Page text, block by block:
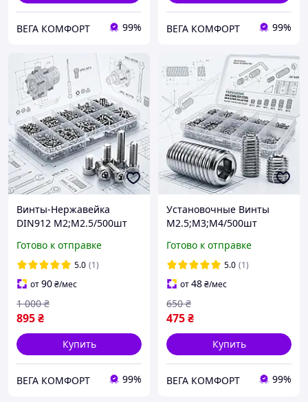
ВЕГА КОМФОРТ 99% ВЕГА КОМФОРТ 99%
Винты-Нержавейка
DIN912 М2;М2.5/500шт
Шестигранник Spec (SP-
0674506)
Готово к отправке
5.0 (1)
от90₴/мес
895₴
1 000 ₴
Купить
ВЕГА КОМФОРТ 99%
Установочные Винты
M2.5;M3;M4/500шт
Набор Гужонов Spec (SP-
0676501)
Готово к отправке
5.0 (1)
от48₴/мес
475₴
650 ₴
Купить
ВЕГА КОМФОРТ 99%